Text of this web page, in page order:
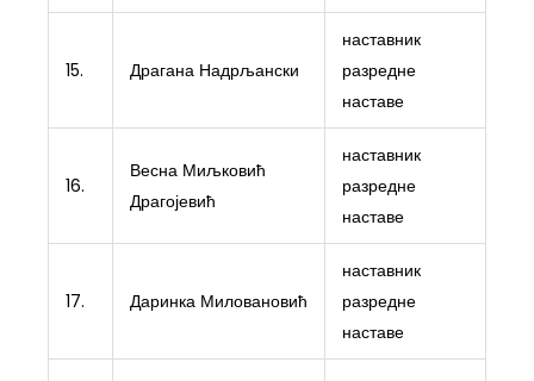
15. Драгана Надрљански
наставник
разредне
наставе
16.
Весна Миљковић
Драгојевић
наставник
разредне
наставе
17. Даринка Миловановић
наставник
разредне
наставе